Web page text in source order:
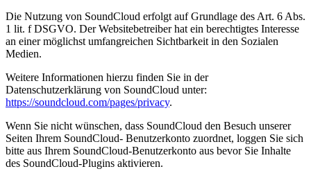
Die Nutzung von SoundCloud erfolgt auf Grundlage des Art. 6 Abs.
1 lit. f DSGVO. Der Websitebetreiber hat ein berechtigtes Interesse
an einer möglichst umfangreichen Sichtbarkeit in den Sozialen
Medien.
Weitere Informationen hierzu finden Sie in der
Datenschutzerklärung von SoundCloud unter:
https://soundcloud.com/pages/privacy.
Wenn Sie nicht wünschen, dass SoundCloud den Besuch unserer
Seiten Ihrem SoundCloud- Benutzerkonto zuordnet, loggen Sie sich
bitte aus Ihrem SoundCloud-Benutzerkonto aus bevor Sie Inhalte
des SoundCloud-Plugins aktivieren.